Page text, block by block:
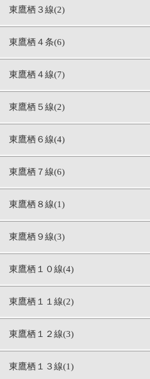
東鷹栖３線(2)
東鷹栖４条(6)
東鷹栖４線(7)
東鷹栖５線(2)
東鷹栖６線(4)
東鷹栖７線(6)
東鷹栖８線(1)
東鷹栖９線(3)
東鷹栖１０線(4)
東鷹栖１１線(2)
東鷹栖１２線(3)
東鷹栖１３線(1)